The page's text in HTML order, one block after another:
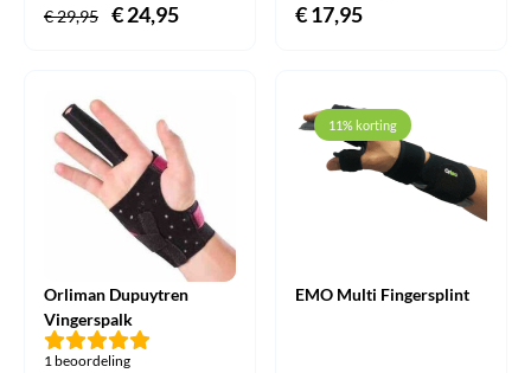
€29,95
Oorspronkelijke
€ 29,95.
€24,95 €17,95
Orliman Dupuytren
Vingerspalk
1 beoordeling
11% korting
EMO Multi Fingersplint